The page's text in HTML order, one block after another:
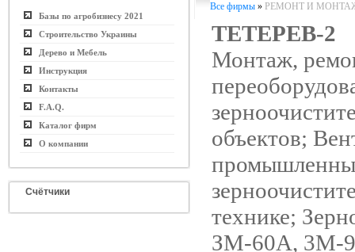
Базы по агробизнесу 2021
Строительство Украины
Дерево и Мебель
Инструкция
Контакты
F.A.Q.
Каталог фирм
О компании
Счётчики
Все фирмы » РЕМОНТ И
ТЕТЕРЕВ-2
Монтаж,
объектов;
технике;
ЗМ-60А, 3М-